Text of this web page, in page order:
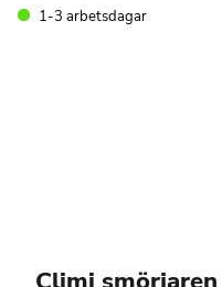
1-3 arbetsdagar